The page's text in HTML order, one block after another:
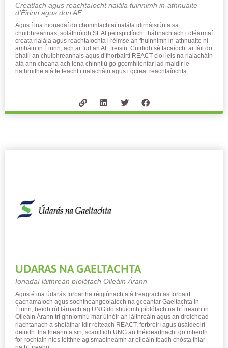
Creatlach agus reachtaíocht rialála fuinnimh in-athnuaite
d’Éirinn agus don AE
Agus í ina hionadaí do chomhlachtaí rialála idirnáisiúnta sa
chuibhreannas, soláthróidh SEAI peirspictíocht thábhachtach i dtéarmaí
creata rialála agus reachtaíochta i réimse an fhuinnimh in-athnuaite ní
amháin in Éirinn, ach ar fud an AE freisin. Cuirfidh sé tacaíocht ar fáil do
bhaill an chuibhreannais agus d’fhorbairtí REACT cloí leis na rialacháin
atá ann cheana ach lena chinntiú go gcomhlíonfar iad maidir le
hathruithe atá le teacht i rialacháin agus i gcreat reachtaíochta.
UDARAS NA GAELTACHTA
Ionadaí láithreán píolótach Oileáin Árann​
Agus é ina údarás forbartha réigiúnach atá freagrach as forbairt
eacnamaíoch agus sochtheangeolaíoch na gceantar Gaeltachta in
Éirinn, beidh ról lárnach ag UNG do shuíomh píolótach na hÉireann in
Oileáin Árann trí ghníomhú mar úinéir an láithreáin agus an droichead
riachtanach a sholáthar idir réiteach REACT, forbróirí agus úsáideoirí
deiridh. Ina theannta sin, scaoilfidh UNG an fhéidearthacht go mbeidh
for-rochtain níos leithne ag smaoineamh ar oileáin feadh chósta thiar